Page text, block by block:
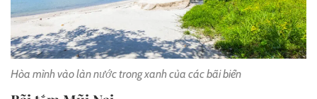
Hòa mình vào làn nước trong xanh của các bãi biển